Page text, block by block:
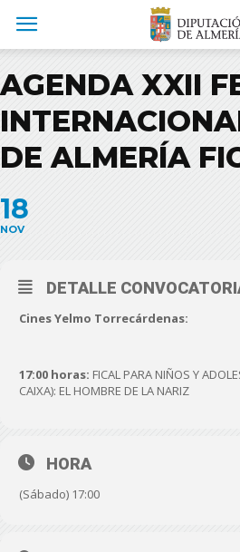
AGENDA XXII
DE ALMERÍA
18
NOV
DETALLE
Cines Yelmo Torrecárdenas:
17:00 horas: FICAL PARA NIÑOS Y
CAIXA): EL HOMBRE DE LA NARIZ
HORA
(Sábado) 17:00